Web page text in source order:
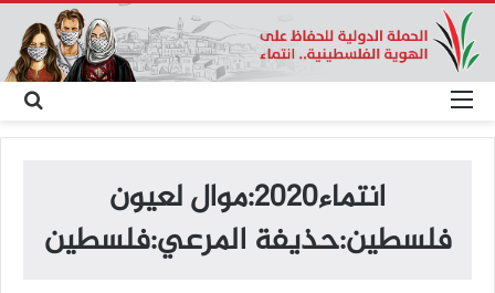
عن
انتماء2020:موال لعيون
فلسطين:حذيفة المرعي:فلسطين